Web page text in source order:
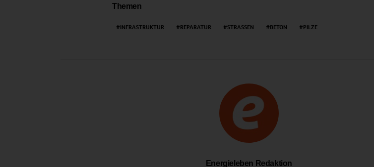
Themen
INFRASTRUKTUR REPARATUR STRASSEN BETON PILZE
Energieleben Redaktion